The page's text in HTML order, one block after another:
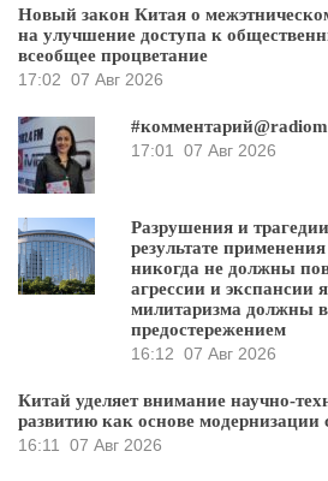
Новый закон Китая о
на улучшение доступа к
всеобщее процветание
17:02 07 Авг 2026
17:01 07 Авг 2026
Разрушения и
результате
никогда не должны
агрессии и экспансии
милитаризма должны
предостережением
16:12 07 Авг 2026
Китай уделяет внимание научно-
развитию как основе модернизации
16:11 07 Авг 2026